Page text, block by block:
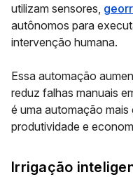
utilizam sensores,
autônomos para
intervenção humana.
Essa automação
reduz falhas manuais
é uma automação
produtividade e
Irrigação